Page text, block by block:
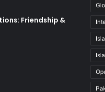
Friendship &